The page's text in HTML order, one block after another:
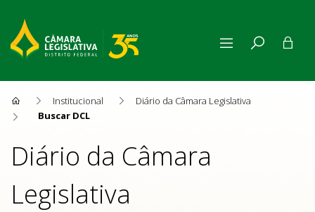
Institucional
Diário da Câmara Legislativa
Buscar DCL
Buscar DCL
Diário da Câmara
Legislativa